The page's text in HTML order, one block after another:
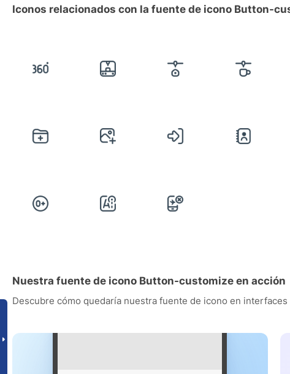
Iconos relacionados con la fuente de icono Button-
Nuestra fuente de icono Button-customize en acción
Descubre cómo quedaría nuestra fuente de icono en